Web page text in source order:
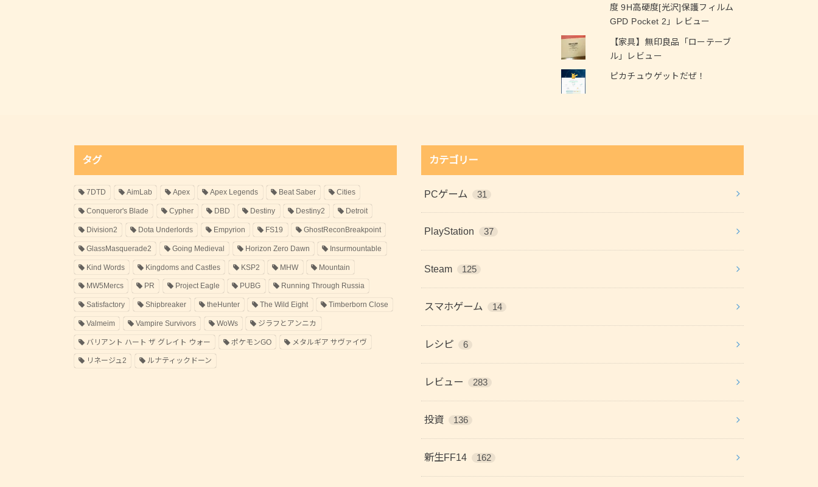
度 9H高硬度[光沢]保護フィルム
GPD Pocket 2」レビュー
【家具】無印良品「ローテーブ
ル」レビュー
ピカチュウゲットだぜ！
タグ
7DTD AimLab Apex Apex Legends Beat Saber Cities
Conqueror's Blade Cypher DBD Destiny Destiny2 Detroit
Division2 Dota Underlords Empyrion FS19 GhostReconBreakpoint
GlassMasquerade2 Going Medieval Horizon Zero Dawn Insurmountable
Kind Words Kingdoms and Castles KSP2 MHW Mountain
MW5Mercs PR Project Eagle PUBG Running Through Russia
Satisfactory Shipbreaker theHunter The Wild Eight Timberborn Close
Valmeim Vampire Survivors WoWs ジラフとアンニカ
バリアント ハート ザ グレイト ウォー ポケモンGO メタルギア サヴァイヴ
リネージュ2 ルナティックドーン
カテゴリー
PCゲーム 31
PlayStation 37
Steam 125
スマホゲーム 14
レシピ 6
レビュー 283
投資 136
新生FF14 162